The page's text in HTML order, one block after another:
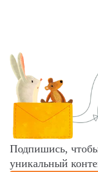
Подпишись,
уникальный